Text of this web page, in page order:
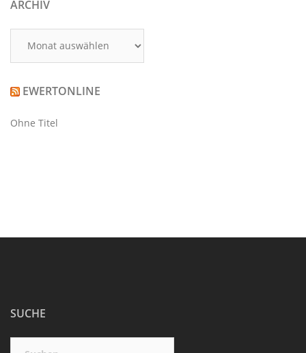
ARCHIV
EWERTONLINE
Ohne Titel
SUCHE